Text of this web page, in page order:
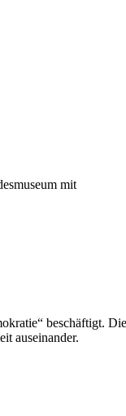
mit
beschäftigt.
auseinander.